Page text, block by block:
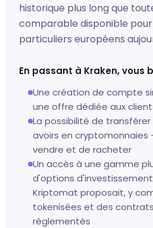
historique plus long que
comparable disponible
particuliers européens
En passant à Kraken, vous
Une création de compte
une offre dédiée aux
La possibilité de
avoirs en cryptomonnaies
vendre et de racheter
Un accès à une gamme
d'options
Kriptomat proposait, y
tokenisées et des
réglementés